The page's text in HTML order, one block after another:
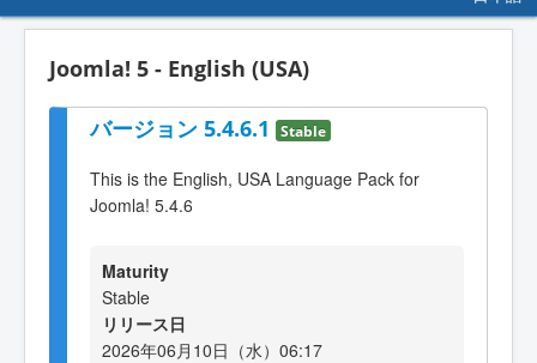
Joomla! 5 - English (USA)
バージョン 5.4.6.1 Stable
This is the English, USA Language Pack for
Joomla! 5.4.6
Maturity
Stable
リリース日
2026年06月10日（水）06:17